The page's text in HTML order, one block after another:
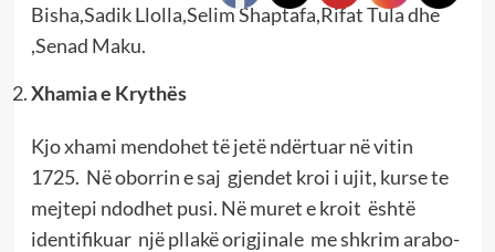
Bisha,Sadik Llolla,Selim Shaptafa,Rifat Tula dhe
,Senad Maku.
Xhamia e Krythës
Kjo xhami mendohet të jetë ndërtuar në vitin
1725. Në oborrin e saj gjendet kroi i ujit, kurse te
mejtepi ndodhet pusi. Në muret e kroit është
identifikuar një pllakë origjinale me shkrim arabo-